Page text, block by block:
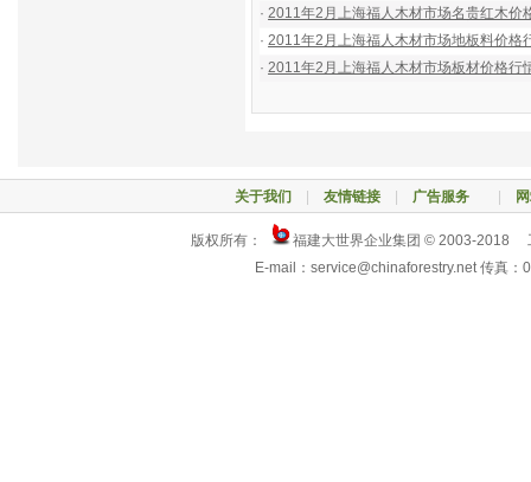
·2011年2月上海福人木材市场名贵红木价
·2011年2月上海福人木材市场地板料价格
·2011年2月上海福人木材市场板材价格行
关于我们 友情链接| 广告服务
版权所有：
福建大世界企业集团 © 2003-2018
E-mail：service@chinaforestry.net 传真